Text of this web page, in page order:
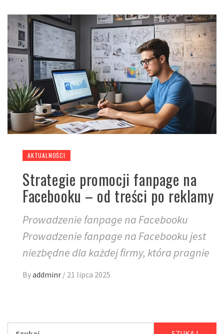
AKTUALNOŚCI
Strategie promocji fanpage na
Facebooku – od treści po reklamy
Prowadzenie fanpage na Facebooku
Prowadzenie fanpage na Facebooku jest
niezbędne dla każdej firmy, która pragnie
Byaddminr / 21 lipca 2025